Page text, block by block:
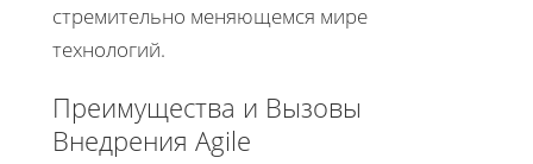
стремительно меняющемся мире
технологий.
Преимущества и Вызовы
Внедрения Agile